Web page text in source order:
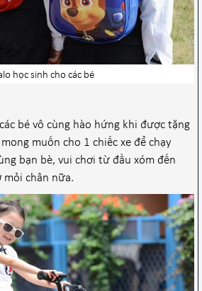
học sinh cho các bé
bé vô cùng hào hứng khi được tặng
muốn cho 1 chiếc xe để chạy
bạn bè, vui chơi từ đầu xóm đến
mỏi chân nữa.